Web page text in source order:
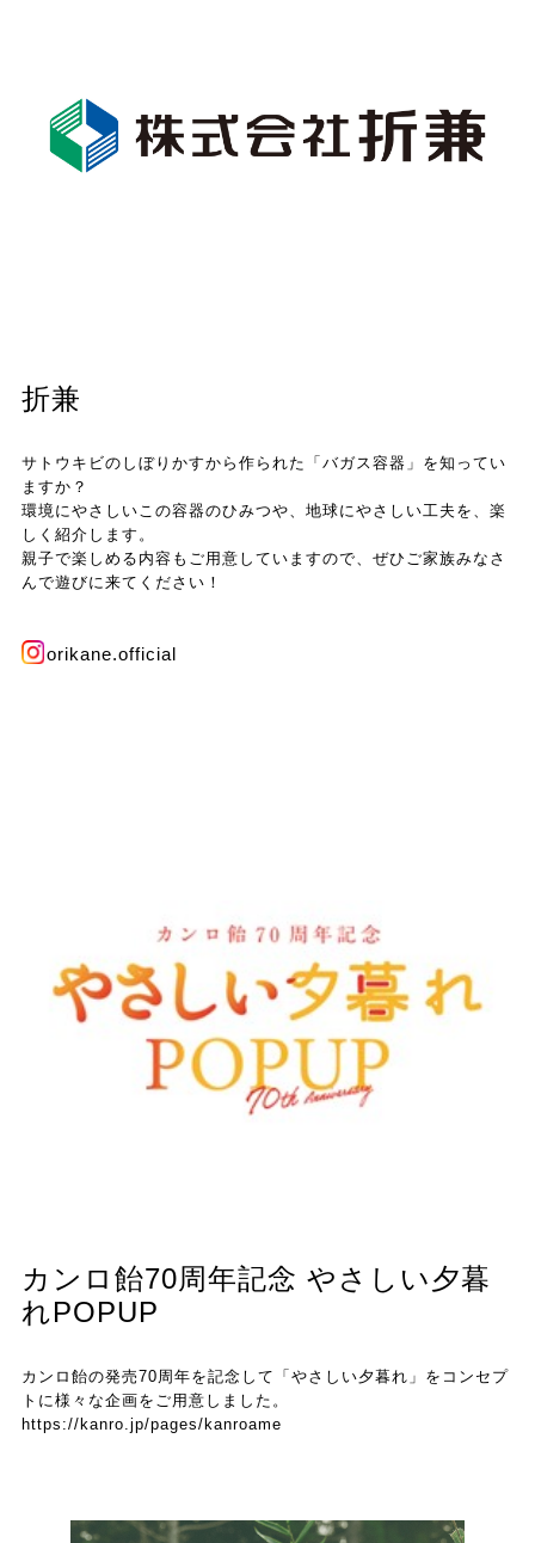
折兼
サトウキビのしぼりかすから作られた「バガス容器」を知ってい
ますか？
環境にやさしいこの容器のひみつや、地球にやさしい工夫を、楽
しく紹介します。
親子で楽しめる内容もご用意していますので、ぜひご家族みなさ
んで遊びに来てください！
orikane.official
カンロ飴70周年記念 やさしい夕暮
れPOPUP
カンロ飴の発売70周年を記念して「やさしい夕暮れ」をコンセプ
トに様々な企画をご用意しました。
https://kanro.jp/pages/kanroame